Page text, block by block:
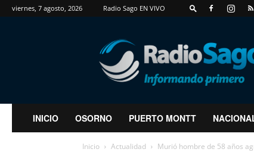
viernes, 7 agosto, 2026 Radio Sago EN VIVO
RadioSago
INICIO OSORNO PUERTO MONTT
Inicio Actualidad Murió hombre de 58 años